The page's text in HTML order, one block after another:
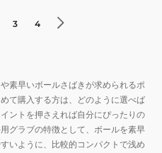
3 4
素早いボールさばきが求められるポ
て購入する方は、どのように選べば
ントを押さえれば自分にぴったりの
グラブの特徴として、ボールを素早
いように、比較的コンパクトで浅め